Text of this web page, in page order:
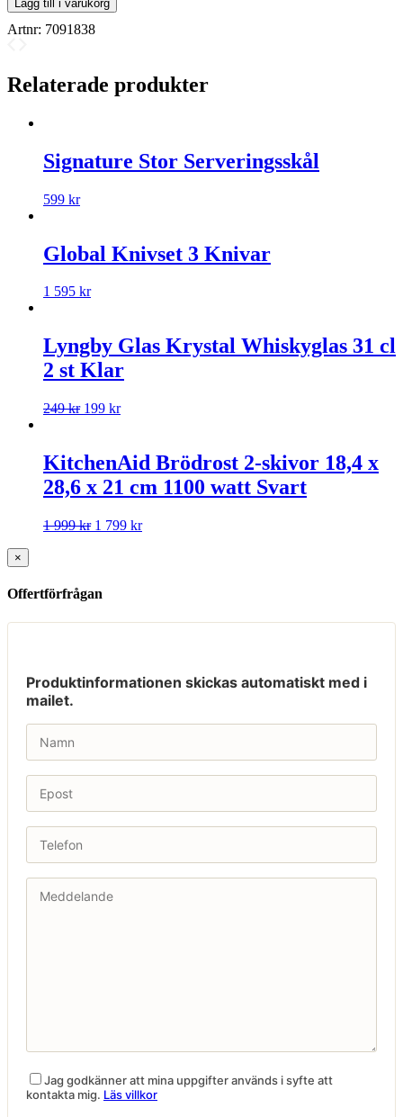
Lägg till i varukorg
Artnr: 7091838
Relaterade produkter
Signature Stor Serveringsskål
599 kr
Global Knivset 3 Knivar
1 595 kr
Lyngby Glas Krystal Whiskyglas 31 cl
2 st Klar
249kr 199 kr
KitchenAid Brödrost 2-skivor 18,4 x
28,6 x 21 cm 1100 watt Svart
1 999kr 1 799 kr
×
Offertförfrågan
Produktinformationen skickas automatiskt med i
mailet.
Jag godkänner att mina uppgifter används i syfte att
kontakta mig. Läs villkor